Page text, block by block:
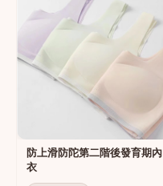
防上滑防陀第二階後發育期內
衣